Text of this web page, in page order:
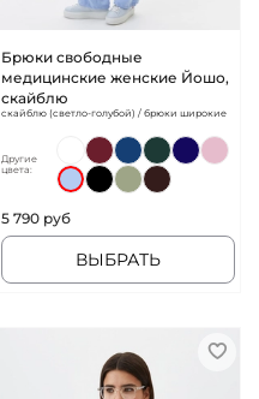
Брюки свободные
медицинские женские Йошо,
скайблю
скайблю (светло-голубой) / брюки широкие
Другие
цвета:
5 790 руб
ВЫБРАТЬ